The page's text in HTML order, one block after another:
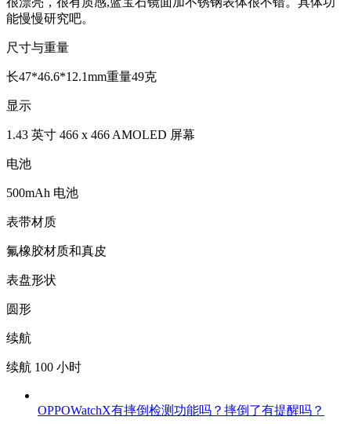
能慢慢研究吧。
尺寸与重量
长47*46.6*12.1mm重量49克
显示
1.43 英寸 466 x 466 AMOLED 屏幕
电池
500mAh 电池
表带材质
氟橡胶材质和真皮
表盘形状
圆形
续航
续航 100 小时
OPPOWatchX有摔倒检测功能吗？摔倒了有提醒吗？